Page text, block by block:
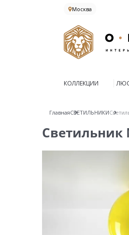
Москва
КОЛЛЕКЦИИ
ГлавнаяСВЕТИЛЬНИКИ
Светильник